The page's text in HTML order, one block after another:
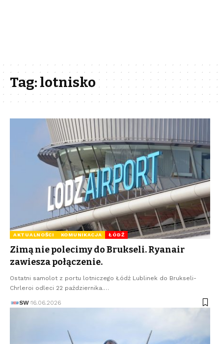
Tag:lotnisko
AKTUALNOŚCI KOMUNIKACJA ŁÓDŹ
Zimą nie polecimy do Brukseli. Ryanair
zawiesza połączenie.
Ostatni samolot z portu lotniczego Łódź Lublinek do Brukseli-
Chrleroi odleci 22 października.…
SW 16.06.2026